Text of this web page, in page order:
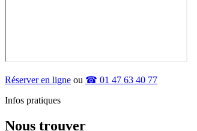
Réserver en ligne ou ☎ 01 47 63 40 77
Infos pratiques
Nous trouver